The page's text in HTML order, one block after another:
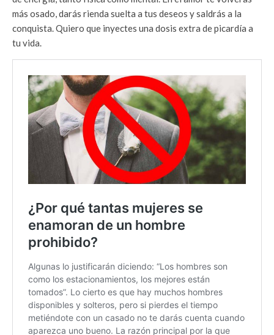
más osado, darás rienda suelta a tus deseos y saldrás a la
conquista. Quiero que inyectes una dosis extra de picardía a
tu vida.